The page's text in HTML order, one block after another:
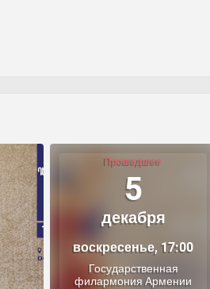
Прошедшее
5
декабря
воскресенье, 17:00
Государственная
филармония Армении